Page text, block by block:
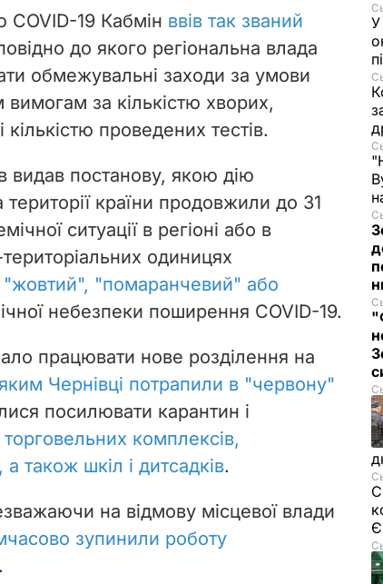
COVID-19 Кабмін ввів так званий
до якого регіональна влада
обмежувальні заходи за умови
вимогам за кількістю хворих,
проведених тестів.
видав постанову, якою дію
країни продовжили до 31
ситуації в регіоні або в
одиницях
"помаранчевий" або
небезпеки поширення COVID-19.
працювати нове розділення на
Чернівці потрапили в "червону"
посилювати карантин і
торговельних комплексів,
також шкіл і дитсадків.
на відмову місцевої влади
зупинили роботу
У